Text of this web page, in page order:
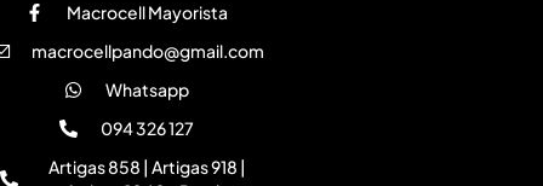
Macrocell Mayorista
macrocellpando@gmail.com
Whatsapp
094 326 127
Artigas 858 | Artigas 918 |